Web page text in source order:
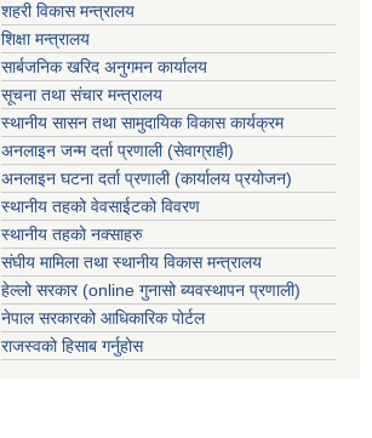
शहरी विकास मन्त्रालय
शिक्षा मन्त्रालय
सार्बजनिक खरिद अनुगमन कार्यालय
सूचना तथा संचार मन्त्रालय
स्थानीय सासन तथा सामुदायिक विकास कार्यक्रम
अनलाइन जन्म दर्ता प्रणाली (सेवाग्राही)
अनलाइन घटना दर्ता प्रणाली (कार्यालय प्रयोजन)
स्थानीय तहको वेवसाईटको विवरण
स्थानीय तहको नक्साहरु
संघीय मामिला तथा स्थानीय विकास मन्त्रालय
हेल्लो सरकार (online गुनासो ब्यवस्थापन प्रणाली)
नेपाल सरकारको आधिकारिक पोर्टल
राजस्वको हिसाब गर्नुहोस